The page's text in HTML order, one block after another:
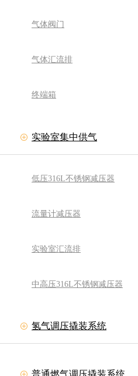
气体阀门
气体汇流排
终端箱
实验室集中供气
低压316L不锈钢减压器
流量计减压器
实验室汇流排
中高压316L不锈钢减压器
氢气调压撬装系统
普通燃气调压撬装系统
限公司